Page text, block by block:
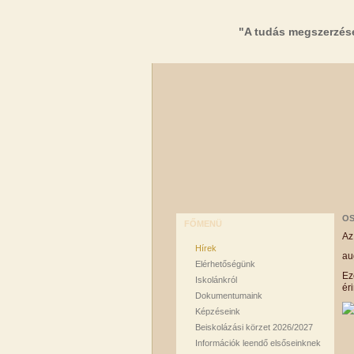
"A tudás
FŐMENÜ
Hírek
Elérhetőségünk
Iskolánkról
Dokumentumaink
Képzéseink
Beiskolázási körzet 2026/2027
Információk leendő elsőseinknek